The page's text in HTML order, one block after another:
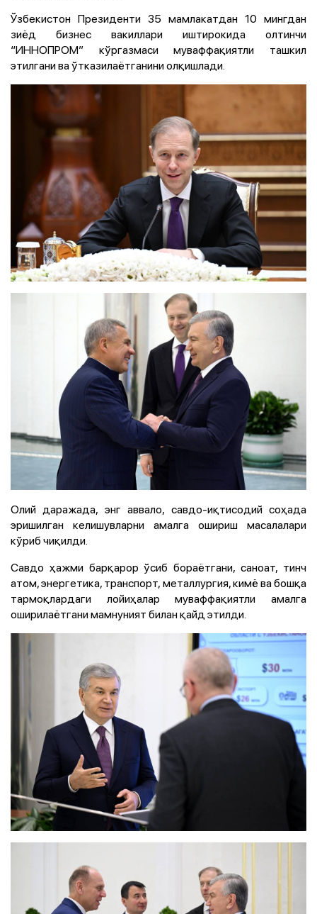
Ўзбекистон Президенти 35 мамлакатдан 10 мингдан
зиёд бизнес вакиллари иштирокида олтинчи
“ИННОПРОМ” кўргазмаси муваффақиятли ташкил
этилгани ва ўтказилаётганини олқишлади.
Олий даражада, энг аввало, савдо-иқтисодий соҳада
эришилган келишувларни амалга ошириш масалалари
кўриб чиқилди.
Савдо ҳажми барқарор ўсиб бораётгани, саноат, тинч
атом, энергетика, транспорт, металлургия, кимё ва бошқа
тармоқлардаги лойиҳалар муваффақиятли амалга
оширилаётгани мамнуният билан қайд этилди.